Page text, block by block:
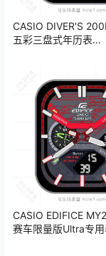
CASIO DIVER'S
五彩三盘式年历表
CASIO EDIFICE
赛车限量版Ultra专用